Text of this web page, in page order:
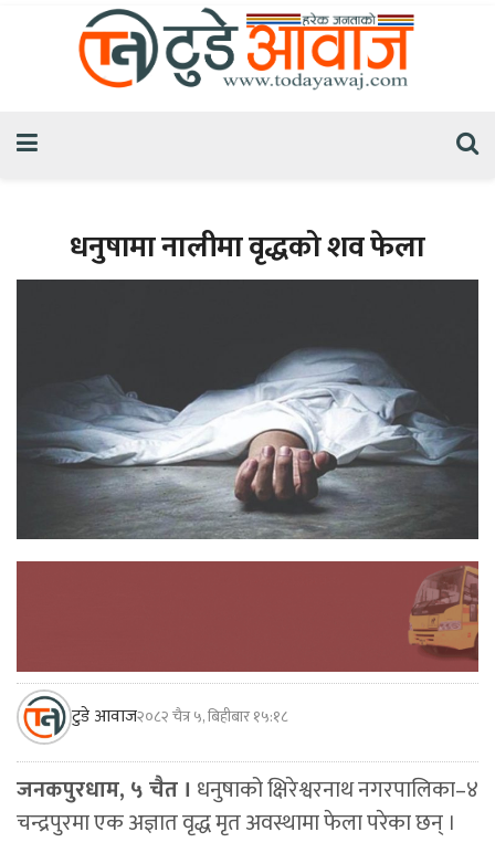
धनुषामा नालीमा वृद्धको शव फेला
टुडे आवाज२०८२ चैत्र ५, बिहीबार १५:१८
जनकपुरधाम, ५ चैत । धनुषाको क्षिरेश्वरनाथ नगरपालिका–४
चन्द्रपुरमा एक अज्ञात वृद्ध मृत अवस्थामा फेला परेका छन् ।